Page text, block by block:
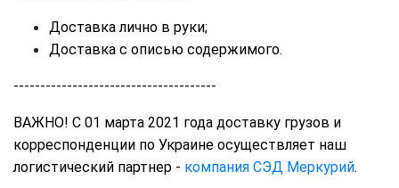
Доставка лично в руки;
Доставка с описью содержимого.
--------------------------------------
ВАЖНО! С 01 марта 2021 года доставку грузов и
корреспонденции по Украине осуществляет наш
логистический партнер - компания СЭД Меркурий.